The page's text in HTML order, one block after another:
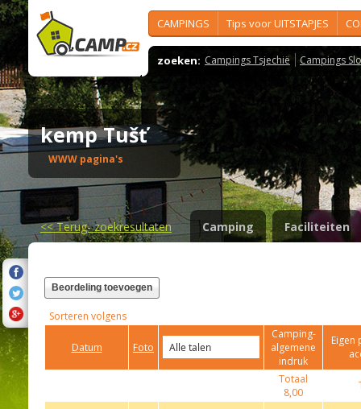
CAMPINGS Tips voor UITSTAPJES
zoeken: Campings Tsjechië Campings
kemp Tušť
WWW pagina's
<<Terug- zoekresultaten Camping Faciliteiten
Beordeling toevoegen
Sorteren volgens
Datum Foto
Camping-
algemene
indruk
Eigen
Totaal
8,00